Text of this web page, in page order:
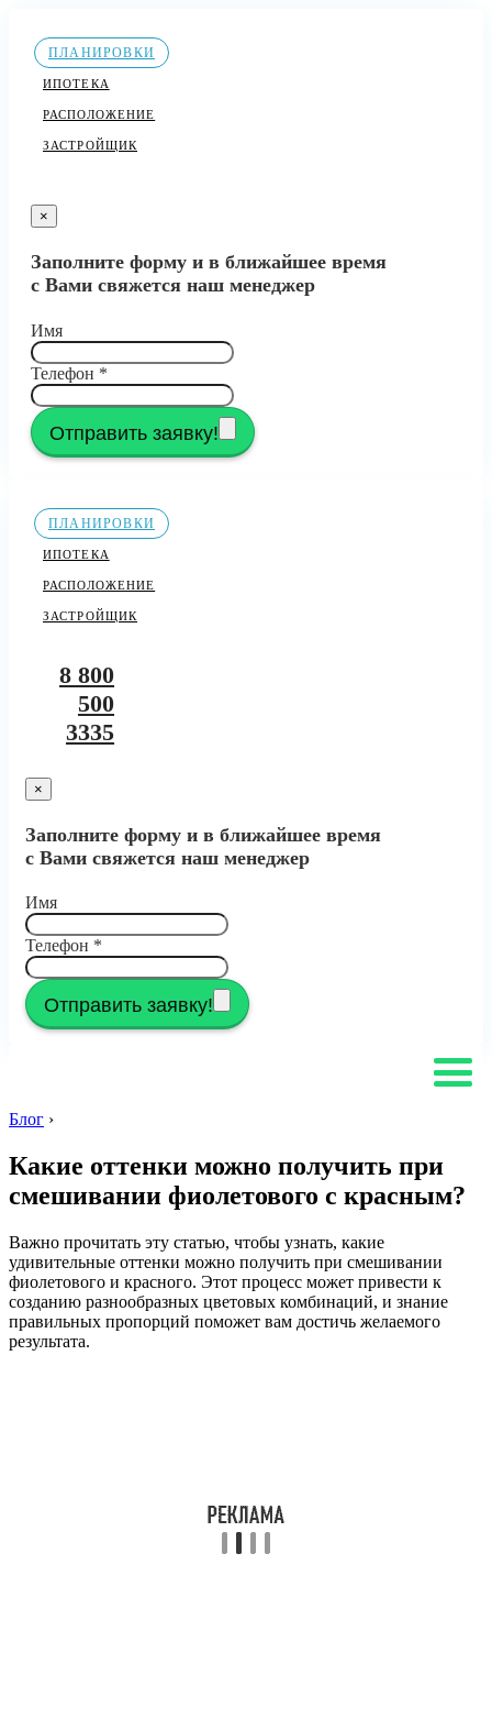
ПЛАНИРОВКИ
ИПОТЕКА
РАСПОЛОЖЕНИЕ
ЗАСТРОЙЩИК
×
Заполните форму и в ближайшее время
с Вами свяжется наш менеджер
Имя
Телефон *
Отправить заявку!
ПЛАНИРОВКИ
ИПОТЕКА
РАСПОЛОЖЕНИЕ
ЗАСТРОЙЩИК
8 800
500
3335
×
Заполните форму и в ближайшее время
с Вами свяжется наш менеджер
Имя
Телефон *
Отправить заявку!
Блог ›
Какие оттенки можно получить при
смешивании фиолетового с красным?
Важно прочитать эту статью, чтобы узнать, какие
удивительные оттенки можно получить при смешивании
фиолетового и красного. Этот процесс может привести к
созданию разнообразных цветовых комбинаций, и знание
правильных пропорций поможет вам достичь желаемого
результата.